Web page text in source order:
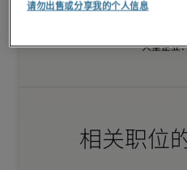
大型企业
相关职位
请勿出售或分享我的个人信息